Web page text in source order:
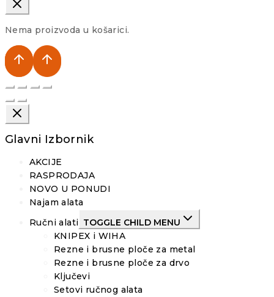
Nema proizvoda u košarici.
Glavni Izbornik
AKCIJE
RASPRODAJA
NOVO U PONUDI
Najam alata
Ručni alati TOGGLE CHILD MENU
KNIPEX i WIHA
Rezne i brusne ploče za metal
Rezne i brusne ploče za drvo
Ključevi
Setovi ručnog alata